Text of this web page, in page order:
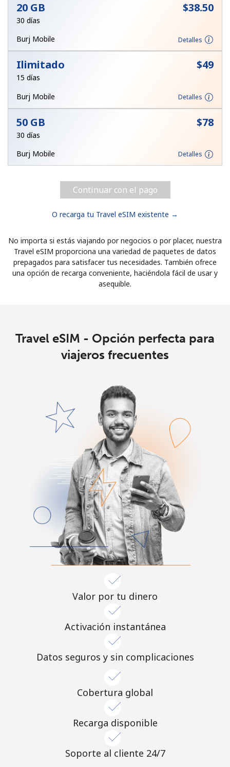
20 GB ⁦$38.50⁩
30 días
Burj Mobile
Detalles
Ilimitado ⁦$49⁩
15 días
Burj Mobile
Detalles
50 GB ⁦$78⁩
30 días
Burj Mobile
Detalles
Continuar con el pago
O recarga tu Travel eSIM existente →
No importa si estás viajando por negocios o por placer, nuestra
Travel eSIM proporciona una variedad de paquetes de datos
prepagados para satisfacer tus necesidades. También ofrece
una opción de recarga conveniente, haciéndola fácil de usar y
asequible.
Travel eSIM - Opción perfecta para
viajeros frecuentes
Valor por tu dinero
Activación instantánea
Datos seguros y sin complicaciones
Cobertura global
Recarga disponible
Soporte al cliente 24/7